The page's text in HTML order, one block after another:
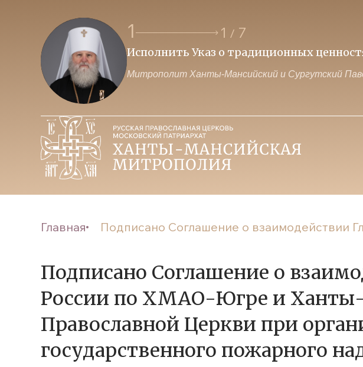
1 1 / 7
Исполнить Указ о традиционных
Митрополит Ханты-Мансийский и Сургутский
Главная Подписано Соглашение о взаимодействии
Подписано Соглашение о
России по ХМАО-Югре и
Православной Церкви при
государственного пожарного